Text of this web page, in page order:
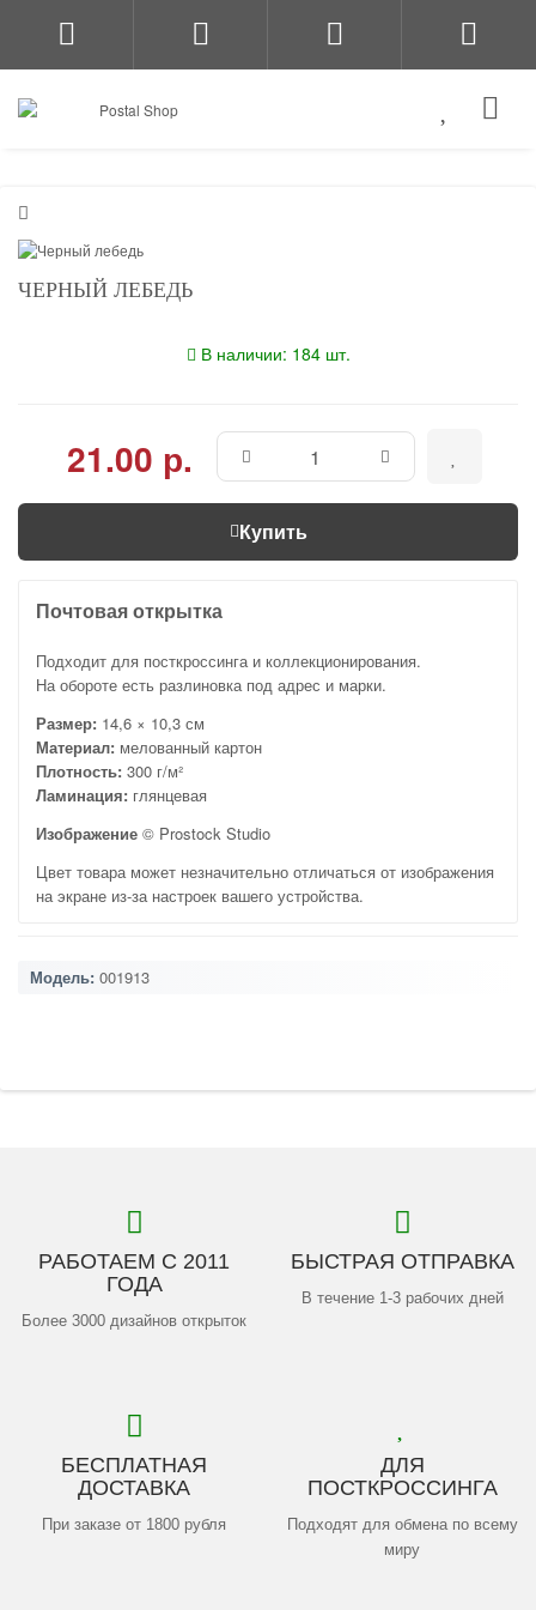
ЧЕРНЫЙ ЛЕБЕДЬ
В наличии: 184 шт.
21.00 р.
Купить
Почтовая открытка
Подходит для посткроссинга и коллекционирования.
На обороте есть разлиновка под адрес и марки.
Размер: 14,6 × 10,3 см
Материал: мелованный картон
Плотность: 300 г/м²
Ламинация: глянцевая
Изображение © Prostock Studio
Цвет товара может незначительно отличаться от изображения
на экране из-за настроек вашего устройства.
Модель: 001913
РАБОТАЕМ С 2011
ГОДА
Более 3000 дизайнов открыток
БЫСТРАЯ ОТПРАВКА
В течение 1-3 рабочих дней
БЕСПЛАТНАЯ
ДОСТАВКА
При заказе от 1800 рубля
ДЛЯ
ПОСТКРОССИНГА
Подходят для обмена по всему
миру